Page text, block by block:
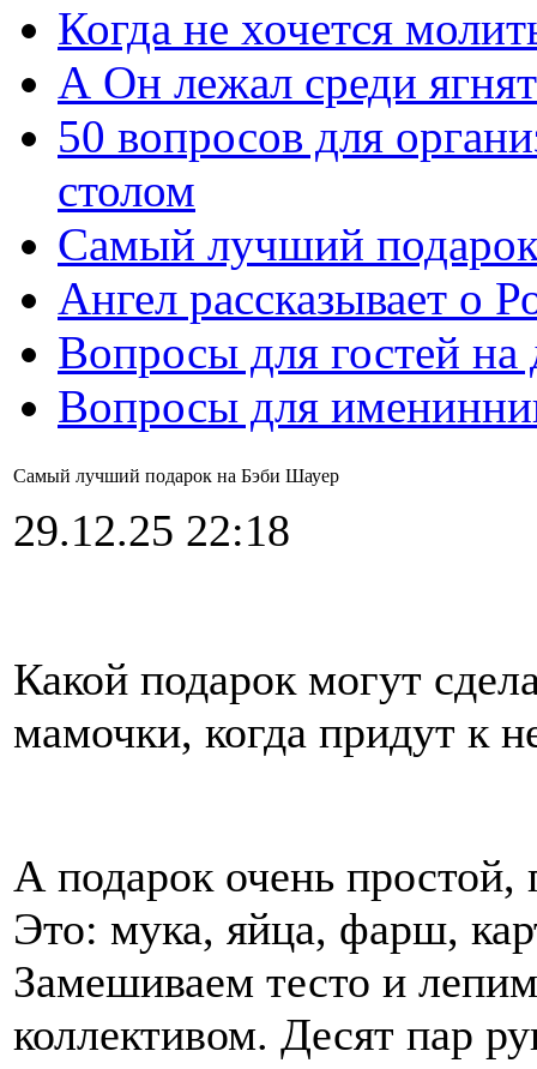
Когда не хочется
А Он лежал среди ягнят
50 вопросов для
столом
Самый лучший
Ангел рассказывает о
Вопросы для гостей
Вопросы для
Самый лучший подарок на Бэби Шауер
29.12.25 22:18
Какой подарок могут
мамочки, когда придут к
А подарок очень простой,
Это: мука, яйца, фарш,
Замешиваем тесто и
коллективом. Десят пар